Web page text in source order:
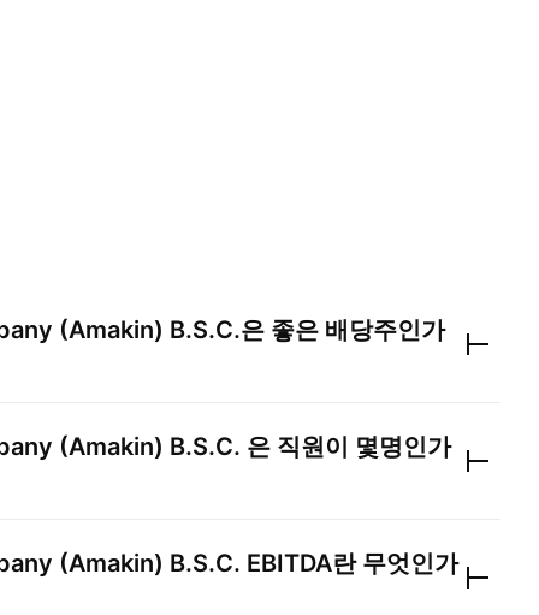
(Amakin) B.S.C.은 좋은 배당주인가
(Amakin) B.S.C. 은 직원이 몇명인가
(Amakin) B.S.C. EBITDA란 무엇인가